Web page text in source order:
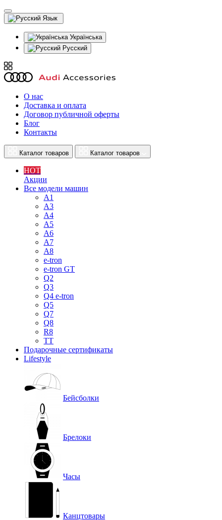
Язык
Українська
Русский
О нас
Доставка и оплата
Договор публичной оферты
Блог
Контакты
Каталог товаров Каталог товаров
HOT
Акции
Все модели машин
A1
A3
A4
A5
A6
A7
A8
e-tron
e-tron GT
Q2
Q3
Q4 e-tron
Q5
Q7
Q8
R8
TT
Подарочные сертификаты
Lifestyle
Бейсболки
Брелоки
Часы
Канцтовары